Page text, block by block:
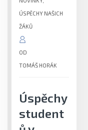
ÚSPĚCHY NAŠICH
ŽÁKŮ
OD
TOMÁŠ HORÁK
Úspěchy
student